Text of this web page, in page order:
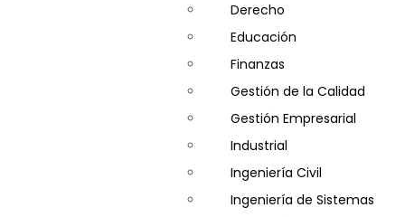
Derecho
Educación
Finanzas
Gestión de la Calidad
Gestión Empresarial
Industrial
Ingeniería Civil
Ingeniería de Sistemas